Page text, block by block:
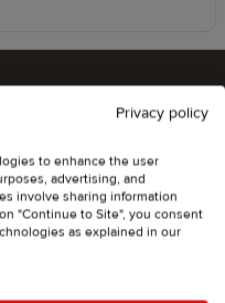
Printful
Privacy policy
to enhance the user
advertising, and
involve sharing information
"Continue to Site", you consent
as explained in our